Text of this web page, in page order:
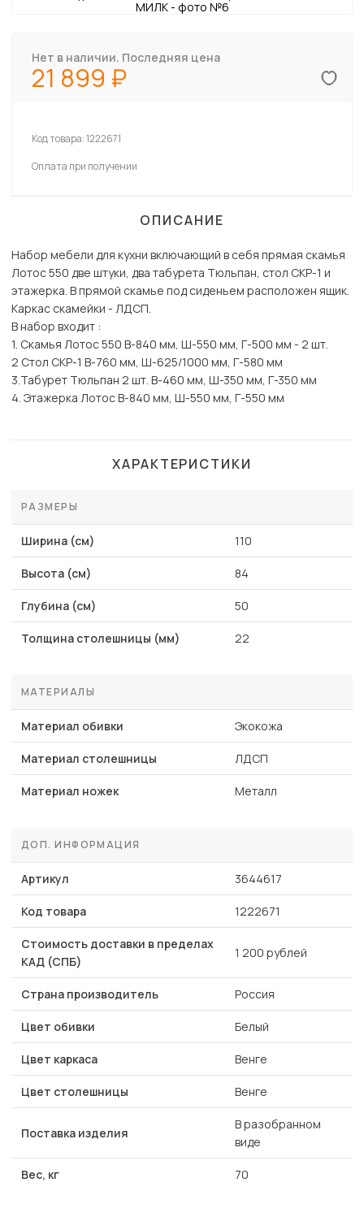
Нет в наличии. Последняя цена
21 899
Код товара:1222671
Оплата при получении
ОПИСАНИЕ
Набор мебели для кухни включающий в себя прямая скамья
Лотос 550 две штуки, два табурета Тюльпан, стол СКР-1 и
этажерка. В прямой скамье под сиденьем расположен ящик.
Каркас скамейки - ЛДСП.
В набор входит :
1. Скамья Лотос 550 В-840 мм, Ш-550 мм, Г-500 мм - 2 шт.
2 Стол СКР-1 В-760 мм, Ш-625/1000 мм, Г-580 мм
3.Табурет Тюльпан 2 шт. В-460 мм, Ш-350 мм, Г-350 мм
4. Этажерка Лотос В-840 мм, Ш-550 мм, Г-550 мм
ХАРАКТЕРИСТИКИ
РАЗМЕРЫ
Ширина (см) 110
Высота (см) 84
Глубина (см) 50
Толщина столешницы (мм) 22
МАТЕРИАЛЫ
Материал обивки Экокожа
Материал столешницы ЛДСП
Материал ножек Металл
ДОП. ИНФОРМАЦИЯ
Артикул 3644617
Код товара 1222671
Стоимость доставки в пределах
КАД (СПБ)
1 200 рублей
Страна производитель Россия
Цвет обивки Белый
Цвет каркаса Венге
Цвет столешницы Венге
Поставка изделия
В разобранном
виде
Вес, кг 70